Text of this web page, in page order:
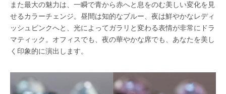
また最大の魅力は、一瞬で青から赤へと息をのむ美しい変化を見
せるカラーチェンジ。昼間は知的なブルー、夜は鮮やかなレディ
ッシュピンクへと、光によってガラリと変わる表情が非常にドラ
マティック。オフィスでも、夜の華やかな席でも、あなたを美し
く印象的に演出します。